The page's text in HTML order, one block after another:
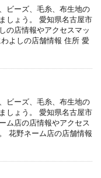
ビーズ、毛糸、布生地の
しょう。 愛知県名古屋市
の店情報やアクセスマッ
よしの店舗情報 住所 愛
ビーズ、毛糸、布生地の
しょう。 愛知県名古屋市
ム店の店情報やアクセス
花野ネーム店の店舗情報